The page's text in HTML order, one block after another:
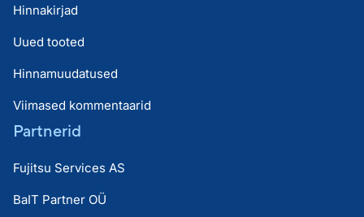
Hinnakirjad
Uued tooted
Hinnamuudatused
Viimased kommentaarid
Partnerid
Fujitsu Services AS
BaIT Partner OÜ